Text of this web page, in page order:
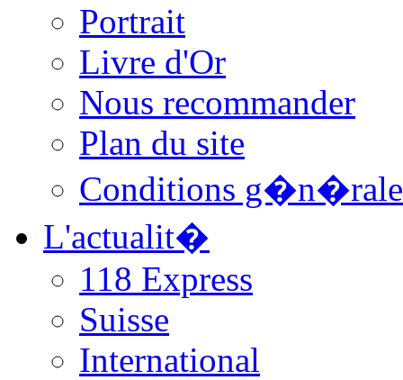
Portrait
Livre d'Or
Nous recommander
Plan du site
Conditions
L'actualit�
118 Express
Suisse
International